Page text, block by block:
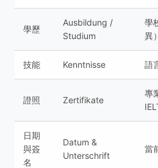
學歷
Ausbildung /
Studium
學
異）
技能 Kenntnisse 語
證照 Zertifikate
專
日期
與簽
名
Datum &
Unterschrift
當